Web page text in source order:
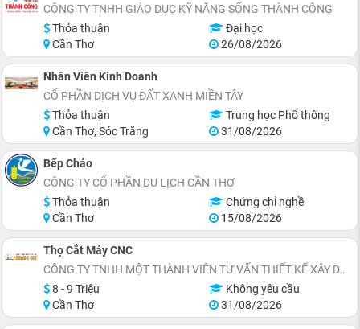
CÔNG TY TNHH GIÁO DỤC KỸ NĂNG SỐNG THÀNH CÔNG
Thỏa thuận
Đại học
Cần Thơ
26/08/2026
Nhân Viên Kinh Doanh
CỔ PHẦN DỊCH VỤ ĐẤT XANH MIỀN TÂY
Thỏa thuận
Trung học Phổ thông
Cần Thơ, Sóc Trăng
31/08/2026
Bếp Chảo
CÔNG TY CỔ PHẦN DU LỊCH CẦN THƠ
Thỏa thuận
Chứng chỉ nghề
Cần Thơ
15/08/2026
Thợ Cắt Máy CNC
CÔNG TY TNHH MỘT THÀNH VIÊN TƯ VẤN THIẾT KẾ XÂY DỰNG HOÀNG QUI
8 - 9 Triệu
Không yêu cầu
Cần Thơ
31/08/2026